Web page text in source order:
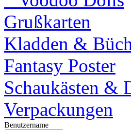
Grußkarten
Kladden &
Fantasy Poster
Schaukästen &
Verpackungen
Benutzername